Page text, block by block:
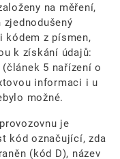
na měření,
zjednodušený
z písmen,
k získání údajů:
5 nařízení o
informaci i u
možné.
je
kód označující, zda
(kód D), název